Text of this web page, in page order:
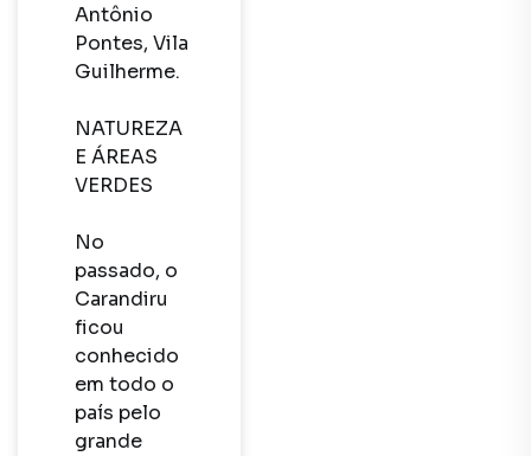
Antônio
Pontes, Vila
Guilherme.
NATUREZA
E ÁREAS
VERDES
No
passado, o
Carandiru
ficou
conhecido
em todo o
país pelo
grande